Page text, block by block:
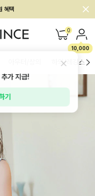
할인!
혜택 0
10,000
하의/레깅스
추가 지급!
기